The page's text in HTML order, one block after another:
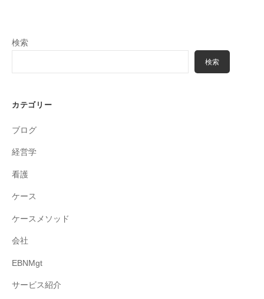
検索
検索
カテゴリー
ブログ
経営学
看護
ケース
ケースメソッド
会社
EBNMgt
サービス紹介